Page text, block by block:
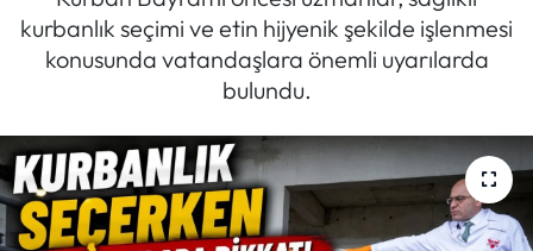
kurbanlık seçimi ve etin hijyenik şekilde işlenmesi
konusunda vatandaşlara önemli uyarılarda
bulundu.
Dünya
Mektup Galeri
Röportaj
Haber Arşivi